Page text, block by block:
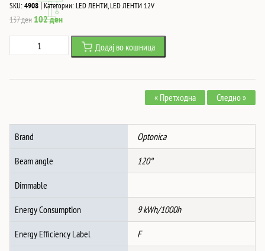
SKU:4908|Категории:LED ЛЕНТИ,LED ЛЕНТИ 12V
137ден Original
was:
102денCurrent
price
102 ден.
ЛЕНТА
5MM
9W/M
НЕУТРАЛНО
количина
Додај во кошница
« Претходна Следно »
Brand Optonica
Beam angle 120°
Dimmable
Energy Consumption 9 kWh/1000h
Energy Efficiency Label F